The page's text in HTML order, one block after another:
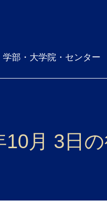
学部・大学院・センター
10月 3日